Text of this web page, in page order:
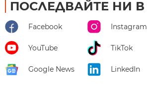
ПОСЛЕДВАЙТЕ НИ В
Facebook Instagram
YouTube TikTok
Google News LinkedIn